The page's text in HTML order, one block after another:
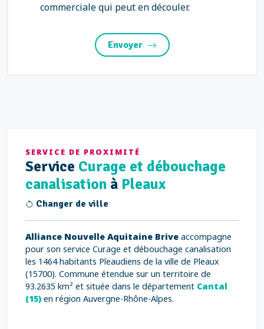
commerciale qui peut en découler.
Envoyer
SERVICE DE PROXIMITÉ
Service Curage et débouchage
canalisation à Pleaux
Changer de ville
Alliance Nouvelle Aquitaine Brive accompagne
pour son service Curage et débouchage canalisation
les 1464 habitants Pleaudiens de la ville de Pleaux
(15700). Commune étendue sur un territoire de
93.2635 km² et située dans le département Cantal
(15) en région Auvergne-Rhône-Alpes.